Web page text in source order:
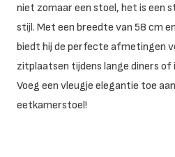
niet zomaar een stoel, het is een
stijl. Met een breedte van 58 cm
biedt hij de perfecte afmetingen
zitplaatsen tijdens lange diners of
Voeg een vleugje elegantie toe
eetkamerstoel!